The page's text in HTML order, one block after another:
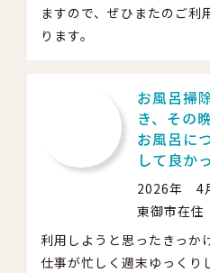
ますので、ぜひまたのご利
ります。
お風呂掃
き、その
お風呂に
して良か
2026年 4
東御市在
利用しようと思ったきっか
仕事が忙しく週末ゆっくり